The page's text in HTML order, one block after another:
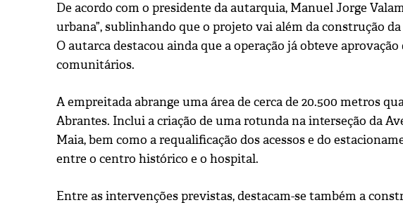
De acordo com o presidente da autarquia, Manuel Jorge
urbana”, sublinhando que o projeto vai além da construção
O autarca destacou ainda que a operação já obteve
comunitários.
A empreitada abrange uma área de cerca de 20.500 metros
Abrantes. Inclui a criação de uma rotunda na interseção da
Maia, bem como a requalificação dos acessos e do
entre o centro histórico e o hospital.
Entre as intervenções previstas, destacam-se também a